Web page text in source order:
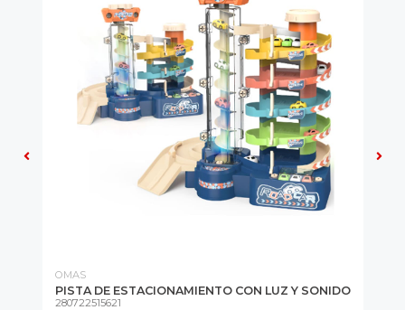
OMAS
PISTA DE ESTACIONAMIENTO CON LUZ Y SONIDO
280722515621